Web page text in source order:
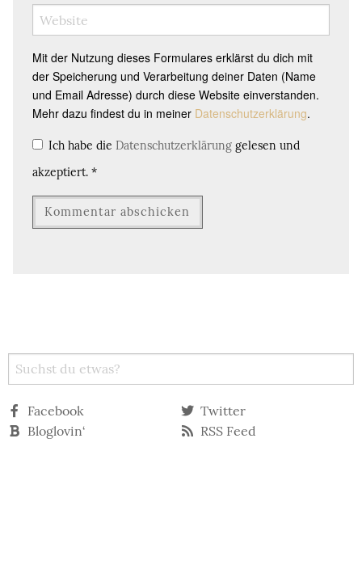
Mit der Nutzung dieses Formulares erklärst du dich mit
der Speicherung und Verarbeitung deiner Daten (Name
und Email Adresse) durch diese Website einverstanden.
Mehr dazu findest du in meiner Datenschutzerklärung.
Ich habe die Datenschutzerklärung gelesen und
akzeptiert. *
Facebook
Twitter
Bloglovin‘
RSS Feed